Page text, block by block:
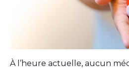
À l’heure actuelle, aucun